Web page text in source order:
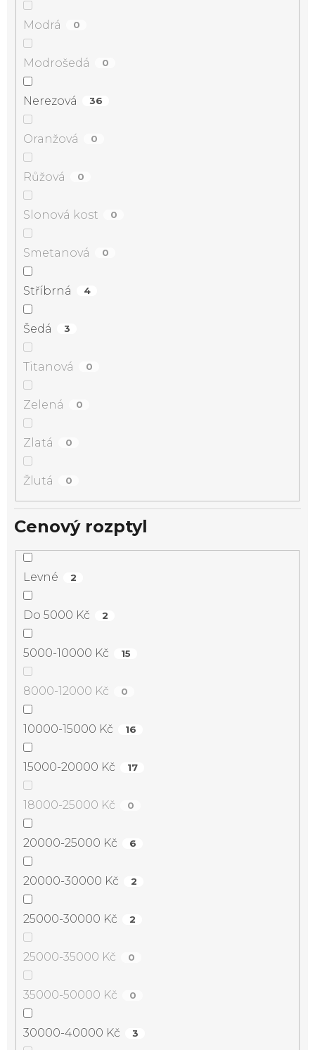
Modrá 0
Modrošedá 0
Nerezová 36
Oranžová 0
Růžová 0
Slonová kost 0
Smetanová 0
Stříbrná 4
Šedá 3
Titanová 0
Zelená 0
Zlatá 0
Žlutá 0
Cenový rozptyl
Levné 2
Do 5000 Kč 2
5000-10000 Kč 15
8000-12000 Kč 0
10000-15000 Kč 16
15000-20000 Kč 17
18000-25000 Kč 0
20000-25000 Kč 6
20000-30000 Kč 2
25000-30000 Kč 2
25000-35000 Kč 0
35000-50000 Kč 0
30000-40000 Kč 3